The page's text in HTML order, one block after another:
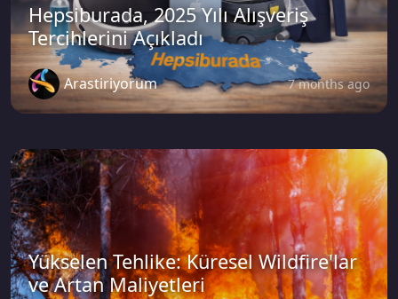
Hepsiburada, 2025 Yılı Alışveriş
Tercihlerini Açıkladı
Arastiriyorum 7 months ago
Yükselen Tehlike: Küresel Wildfire'lar
ve Artan Maliyetleri